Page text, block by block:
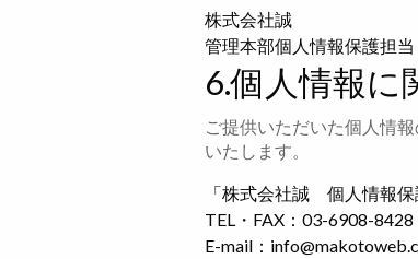
株式会社誠
管理本部個人情報保護担
6.個人情報に
ご提供いただいた個人情
いたします。
「株式会社誠 個人情報
TEL・FAX：03-6908-8428
E-mail：